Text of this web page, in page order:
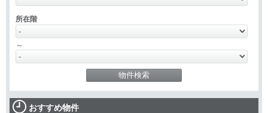
所在階
～
おすすめ物件